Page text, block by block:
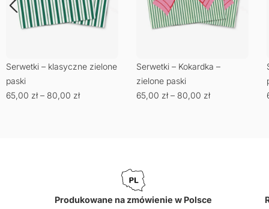
Serwetki – klasyczne zielone
paski
65,00 zł – 80,00 zł
Serwetki – Kokardka –
zielone paski
65,00 zł – 80,00 zł
Produkowane na zmówienie w Polsce